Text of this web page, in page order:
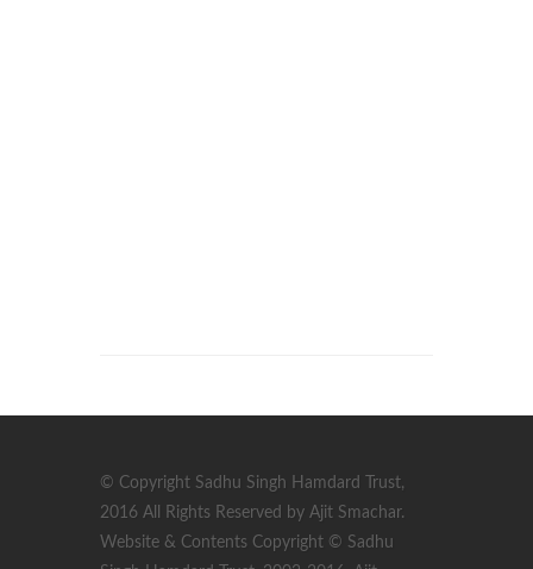
© Copyright Sadhu Singh Hamdard Trust,
2016 All Rights Reserved by Ajit Smachar.
Website & Contents Copyright © Sadhu